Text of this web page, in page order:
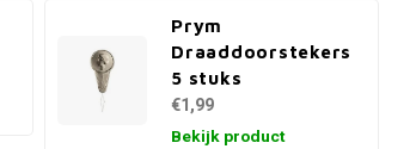
Prym
Draaddoorstekers
5 stuks
€1,99
Bekijk product